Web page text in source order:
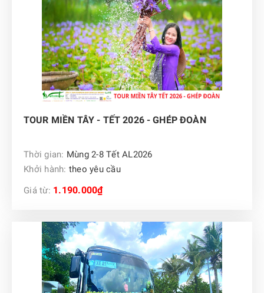
TOUR MIỀN TÂY - TẾT 2026 - GHÉP ĐOÀN
Thời gian: Mùng 2-8 Tết AL2026
Khởi hành: theo yêu cầu
Giá từ: 1.190.000₫